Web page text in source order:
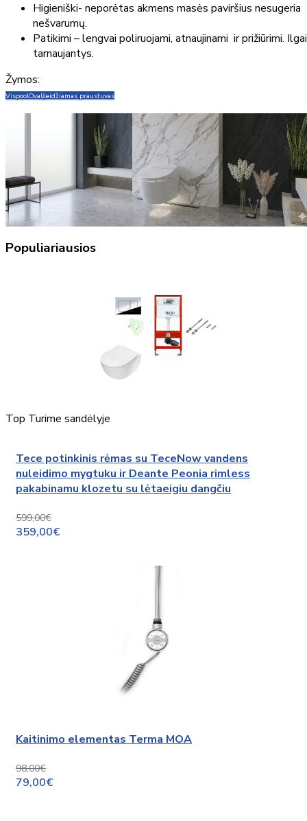
Higieniški- neporėtas akmens masės paviršius nesugeria
nešvarumų.
Patikimi – lengvai poliruojami, atnaujinami ir prižiūrimi. Ilgai
tarnaujantys.
Žymos:
VispoolOvalįleidžiamas praustuvas
Populiariausios
Top Turime sandėlyje
Tece potinkinis rėmas su TeceNow vandens
nuleidimo mygtuku ir Deante Peonia rimless
pakabinamu klozetu su lėtaeigiu dangčiu
599,00€
359,00€
Kaitinimo elementas Terma MOA
98,00€
79,00€